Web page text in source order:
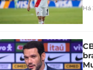
Há